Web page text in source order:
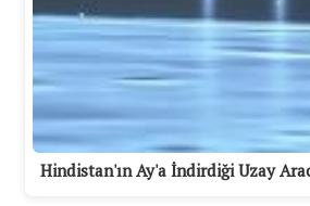
Hindistan'ın Ay'a İndirdiği Uzay